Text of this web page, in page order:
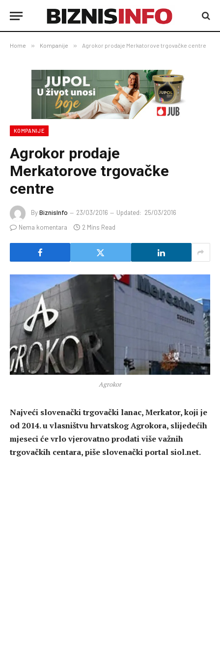
Home » Kompanije » Agrokor prodaje Merkatorove trgovačke centre
KOMPANIJE
Agrokor prodaje
Merkatorove trgovačke
centre
ByBiznisInfo 23/03/2016 Updated: 25/03/2016
Nema komentara
2 Mins Read
Agrokor
Najveći slovenački trgovački lanac, Merkator, koji je
od 2014. u vlasništvu hrvatskog Agrokora, slijedećih
mjeseci će vrlo vjerovatno prodati više važnih
trgovačkih centara, piše slovenački portal siol.net.